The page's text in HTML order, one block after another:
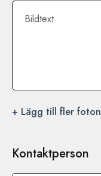
Bildtext
+ Lägg till fler foton
Kontaktperson